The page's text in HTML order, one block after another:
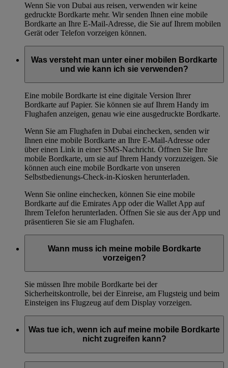
Wenn Sie von Dubai aus reisen, verwenden wir keine
gedruckte Bordkarte mehr. Wir senden Ihnen eine mobile
Bordkarte an Ihre E-Mail-Adresse, die Sie auf Ihrem mobilen
Gerät oder Telefon vorzeigen können.
Was versteht man unter einer mobilen Bordkarte
und wie kann ich sie verwenden?
Eine mobile Bordkarte ist eine digitale Version Ihrer
Bordkarte auf Papier. Sie können sie auf Ihrem Handy im
Flughafen anzeigen, genau wie eine ausgedruckte Bordkarte.
Wenn Sie am Flughafen in Dubai einchecken, senden wir
Ihnen eine mobile Bordkarte an Ihre E-Mail-Adresse oder
über einen Link in einer SMS-Nachricht. Öffnen Sie Ihre
mobile Bordkarte, um sie auf Ihrem Handy vorzuzeigen. Sie
können auch eine mobile Bordkarte von unseren
Selbstbedienungs-Check-in-Kiosken herunterladen.
Wenn Sie online einchecken, können Sie eine mobile
Bordkarte auf die Emirates App oder die Wallet App auf
Ihrem Telefon herunterladen. Öffnen Sie sie aus der App und
präsentieren Sie sie am Flughafen.
Wann muss ich meine mobile Bordkarte
vorzeigen?
Sie müssen Ihre mobile Bordkarte bei der
Sicherheitskontrolle, bei der Einreise, am Flugsteig und beim
Einsteigen ins Flugzeug auf dem Display vorzeigen.
Was tue ich, wenn ich auf meine mobile Bordkarte
nicht zugreifen kann?